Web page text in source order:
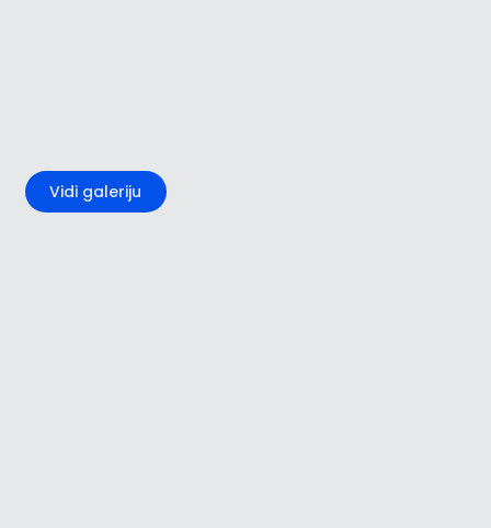
Vidi galeriju